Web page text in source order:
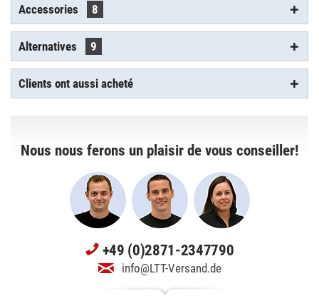
Accessories 8
Alternatives 9
Clients ont aussi acheté
Nous nous ferons un plaisir de vous conseiller!
+49 (0)2871-2347790
info@LTT-Versand.de